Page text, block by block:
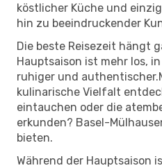
köstlicher Küche und
hin zu beeindruckender
Die beste Reisezeit hängt
Hauptsaison ist mehr los,
ruhiger und
kulinarische Vielfalt
eintauchen oder die
erkunden? Basel-
bieten.
Während der Hauptsaison